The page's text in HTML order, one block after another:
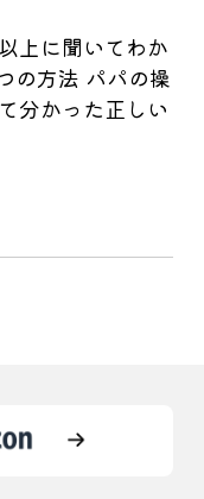
上に聞いてわか
の方法 パパの操
分かった正しい